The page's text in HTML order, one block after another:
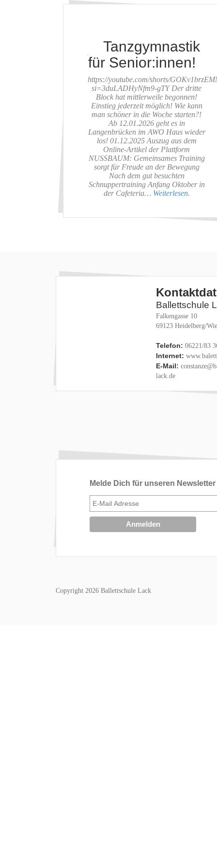
Tanzgymnastik
für Senior:innen!
https://youtube.com/shorts/
si=3duLADHyNfm9-gTY Der dritte
Block hat mittlerweile begonnen!
Einstieg jederzeit möglich! Wie kann
man schöner in die Woche starten?!
Ab 12.01.2026 geht es in
Langenbrücken im AWO Haus wieder
los! 01.12.2025 Auszug aus dem
Online-Artikel der Plattform
NUSSBAUM: Gemeinsames Training
sorgt für Freude an der Bewegung
Nach dem gut besuchten
Schnuppertraining Anfang Oktober in
der Cafeteria… Weiterlesen.
Ballettschule
Falkengasse 10
69123 Heidelberg/
Telefon: 06221/83
Internet:
E-Mail:
lack.de
Melde Dich für unseren
Copyright 2026 Ballettschule Lack